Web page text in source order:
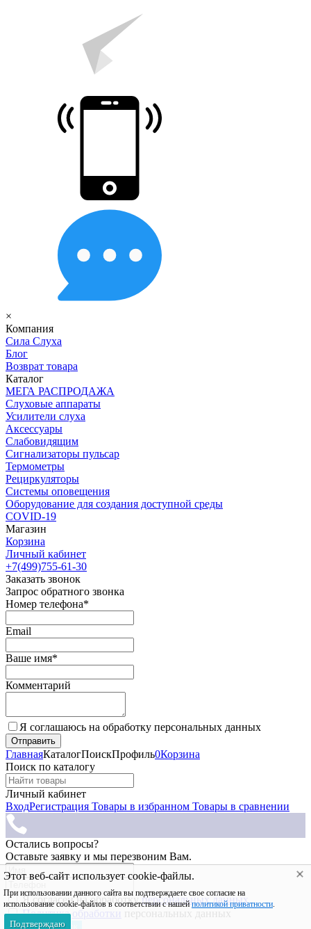
×
Этот веб-сайт использует cookie-файлы.
При использовании данного сайта вы подтверждаете свое согласие на
использование cookie-файлов в соответствии с нашейполитикой приватности.
Подтверждаю
Компания
Сила Слуха
Блог
Возврат товара
Каталог
МЕГА РАСПРОДАЖА
Слуховые аппараты
Усилители слуха
Аксессуары
Слабовидящим
Сигнализаторы пульсар
Термометры
Рециркуляторы
Cистемы оповещения
Оборудование для создания доступной среды
COVID-19
Магазин
Корзина
Личный кабинет
+7(499)755-61-30
Заказать звонок
Запрос обратного звонка
Номер телефона*
Email
Ваше имя*
Комментарий
Я соглашаюсь на обработку персональных данных
ГлавнаяКаталогПоискПрофиль0Корзина
Поиск по каталогу
Личный кабинет
ВходРегистрация Товары в избранном Товары в сравнении
Остались вопросы?
Оставьте заявку и мы перезвоним Вам.
Я согласен на обработкуперсональных данных
Политика обработки
персональных данных
Заказать звонок